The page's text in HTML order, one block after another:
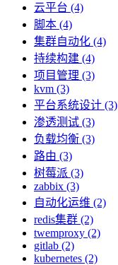
云平台 (4)
脚本 (4)
集群自动化 (4)
持续构建 (4)
项目管理 (3)
kvm (3)
平台系统设计 (3)
渗透测试 (3)
负载均衡 (3)
路由 (3)
树莓派 (3)
zabbix (3)
自动化运维 (2)
redis集群 (2)
twemproxy (2)
gitlab (2)
kubernetes (2)